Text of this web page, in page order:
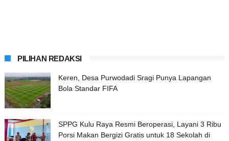
PILIHAN REDAKSI
Keren, Desa Purwodadi Sragi Punya Lapangan
Bola Standar FIFA
SPPG Kulu Raya Resmi Beroperasi, Layani 3 Ribu
Porsi Makan Bergizi Gratis untuk 18 Sekolah di